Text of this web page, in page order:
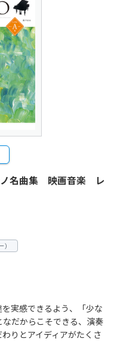
ノ名曲集 映画音楽 レ
実感できるよう、「少な
だからこそできる、演奏
りとアイディアがたくさ